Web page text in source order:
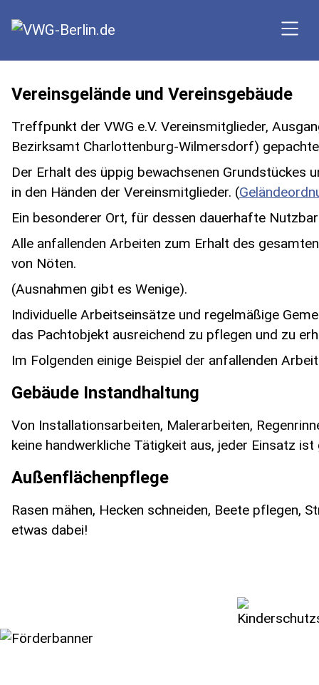
SKIP TO MAIN CONTENT
Vereinsgelände und Vereinsgebäude
Treffpunkt der VWG e.V. Vereinsmitglieder,
Bezirksamt Charlottenburg-Wilmersdorf)
Der Erhalt des üppig bewachsenen Grundstückes
in den Händen der Vereinsmitglieder. (
Ein besonderer Ort, für dessen dauerhafte
Alle anfallenden Arbeiten zum Erhalt des
von Nöten.
(Ausnahmen gibt es Wenige).
Individuelle Arbeitseinsätze und regelmäßige
das Pachtobjekt ausreichend zu pflegen und zu
Im Folgenden einige Beispiel der anfallenden
Gebäude Instandhaltung
Von Installationsarbeiten, Malerarbeiten,
keine handwerkliche Tätigkeit aus, jeder Einsatz
Außenflächenpflege
Rasen mähen, Hecken schneiden, Beete pflegen,
etwas dabei!